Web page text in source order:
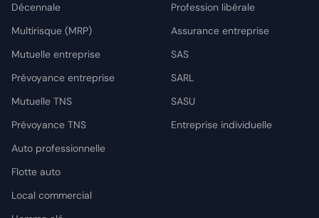
Décennale
Multirisque (MRP)
Mutuelle entreprise
Prévoyance entreprise
Mutuelle TNS
Prévoyance TNS
Auto professionnelle
Flotte auto
Local commercial
Profession libérale
Assurance entreprise
SAS
SARL
SASU
Entreprise individuelle